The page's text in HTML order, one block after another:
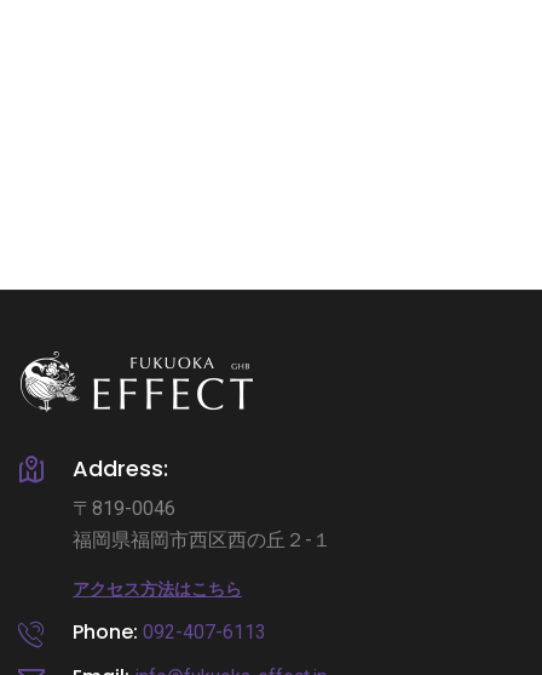
Address:
〒819-0046
福岡県福岡市西区西の丘２-１
アクセス方法はこちら
Phone: 092-407-6113